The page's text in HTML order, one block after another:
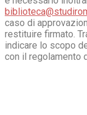
caso di
restituire firmato.
indicare lo scopo
con il regolamento